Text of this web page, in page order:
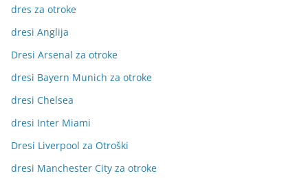
dres za otroke
dresi Anglija
Dresi Arsenal za otroke
dresi Bayern Munich za otroke
dresi Chelsea
dresi Inter Miami
Dresi Liverpool za Otroški
dresi Manchester City za otroke